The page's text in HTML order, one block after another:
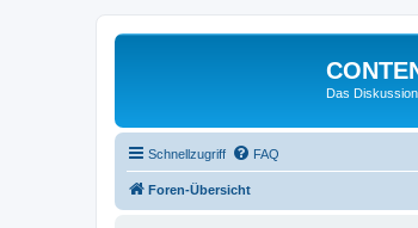
Das
Schnellzugriff FAQ
Foren-Übersicht